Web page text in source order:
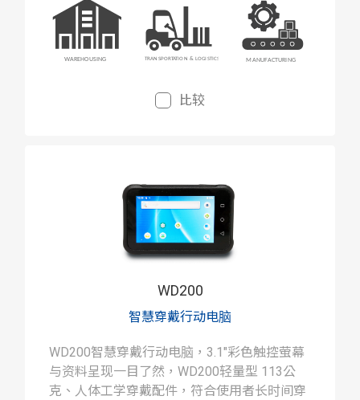
比较
WD200
智慧穿戴行动电脑
WD200智慧穿戴行动电脑，3.1"彩色触控萤幕
与资料呈现一目了然，WD200轻量型 113公
克、人体工学穿戴配件，符合使用者长时间穿